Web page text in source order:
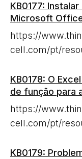
KB0177:
Microsoft
https://
cell.com/pt/
KB0178: O
de função para
https://
cell.com/pt/
KB0179: